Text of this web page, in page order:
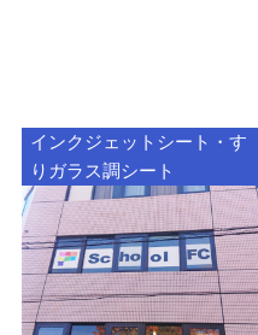
インクジェットシート・す
りガラス調シート